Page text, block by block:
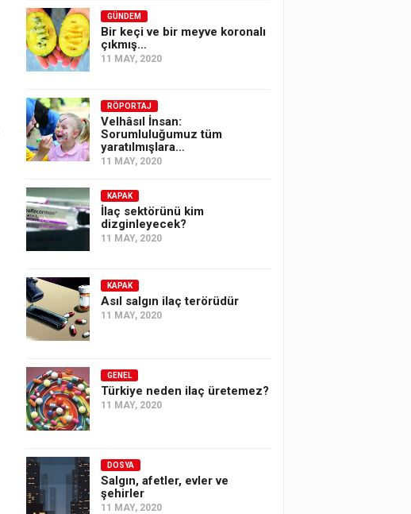
GÜNDEM
Bir keçi ve bir meyve koronalı
çıkmış…
11 MAY, 2020
RÖPORTAJ
Velhâsıl İnsan:
Sorumluluğumuz tüm
yaratılmışlara…
11 MAY, 2020
KAPAK
İlaç sektörünü kim
dizginleyecek?
11 MAY, 2020
KAPAK
Asıl salgın ilaç terörüdür
11 MAY, 2020
GENEL
Türkiye neden ilaç üretemez?
11 MAY, 2020
DOSYA
Salgın, afetler, evler ve
şehirler
11 MAY, 2020